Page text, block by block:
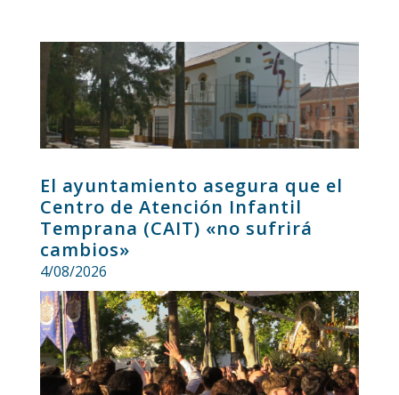
El ayuntamiento asegura que el
Centro de Atención Infantil
Temprana (CAIT) «no sufrirá
cambios»
4/08/2026